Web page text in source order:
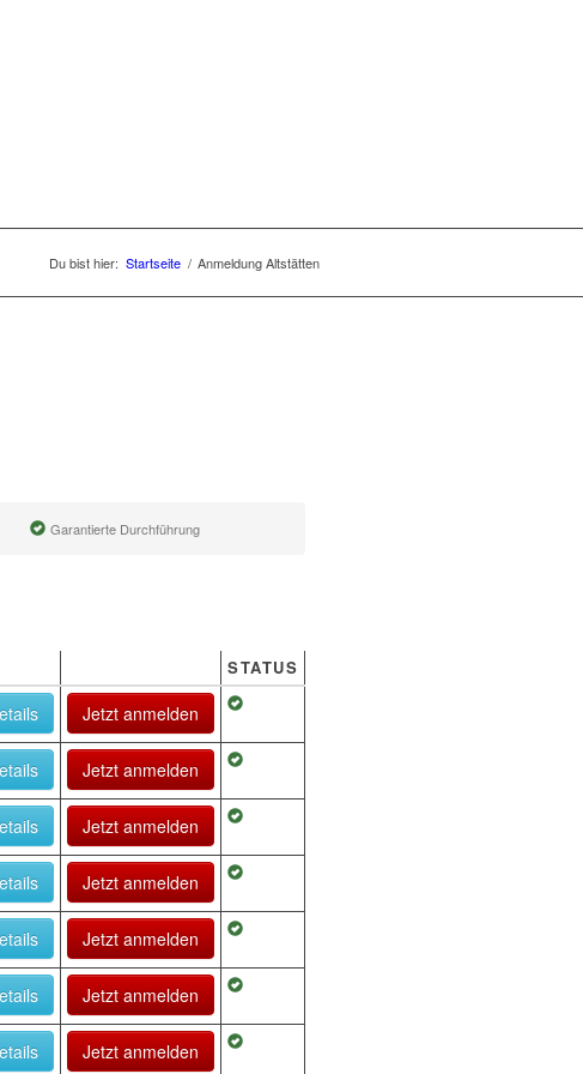
Du bist hier: Startseite / Anmeldung Altstätten
Garantierte Durchführung
STATUS
Jetzt anmelden
Jetzt anmelden
Jetzt anmelden
Jetzt anmelden
Jetzt anmelden
Jetzt anmelden
Jetzt anmelden